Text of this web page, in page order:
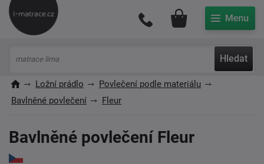
Hledat
Můj účet
Ložní prádlo
Povlečení podle materiálu
Bavlněné povlečení
Fleur
Bavlněné povlečení Fleur